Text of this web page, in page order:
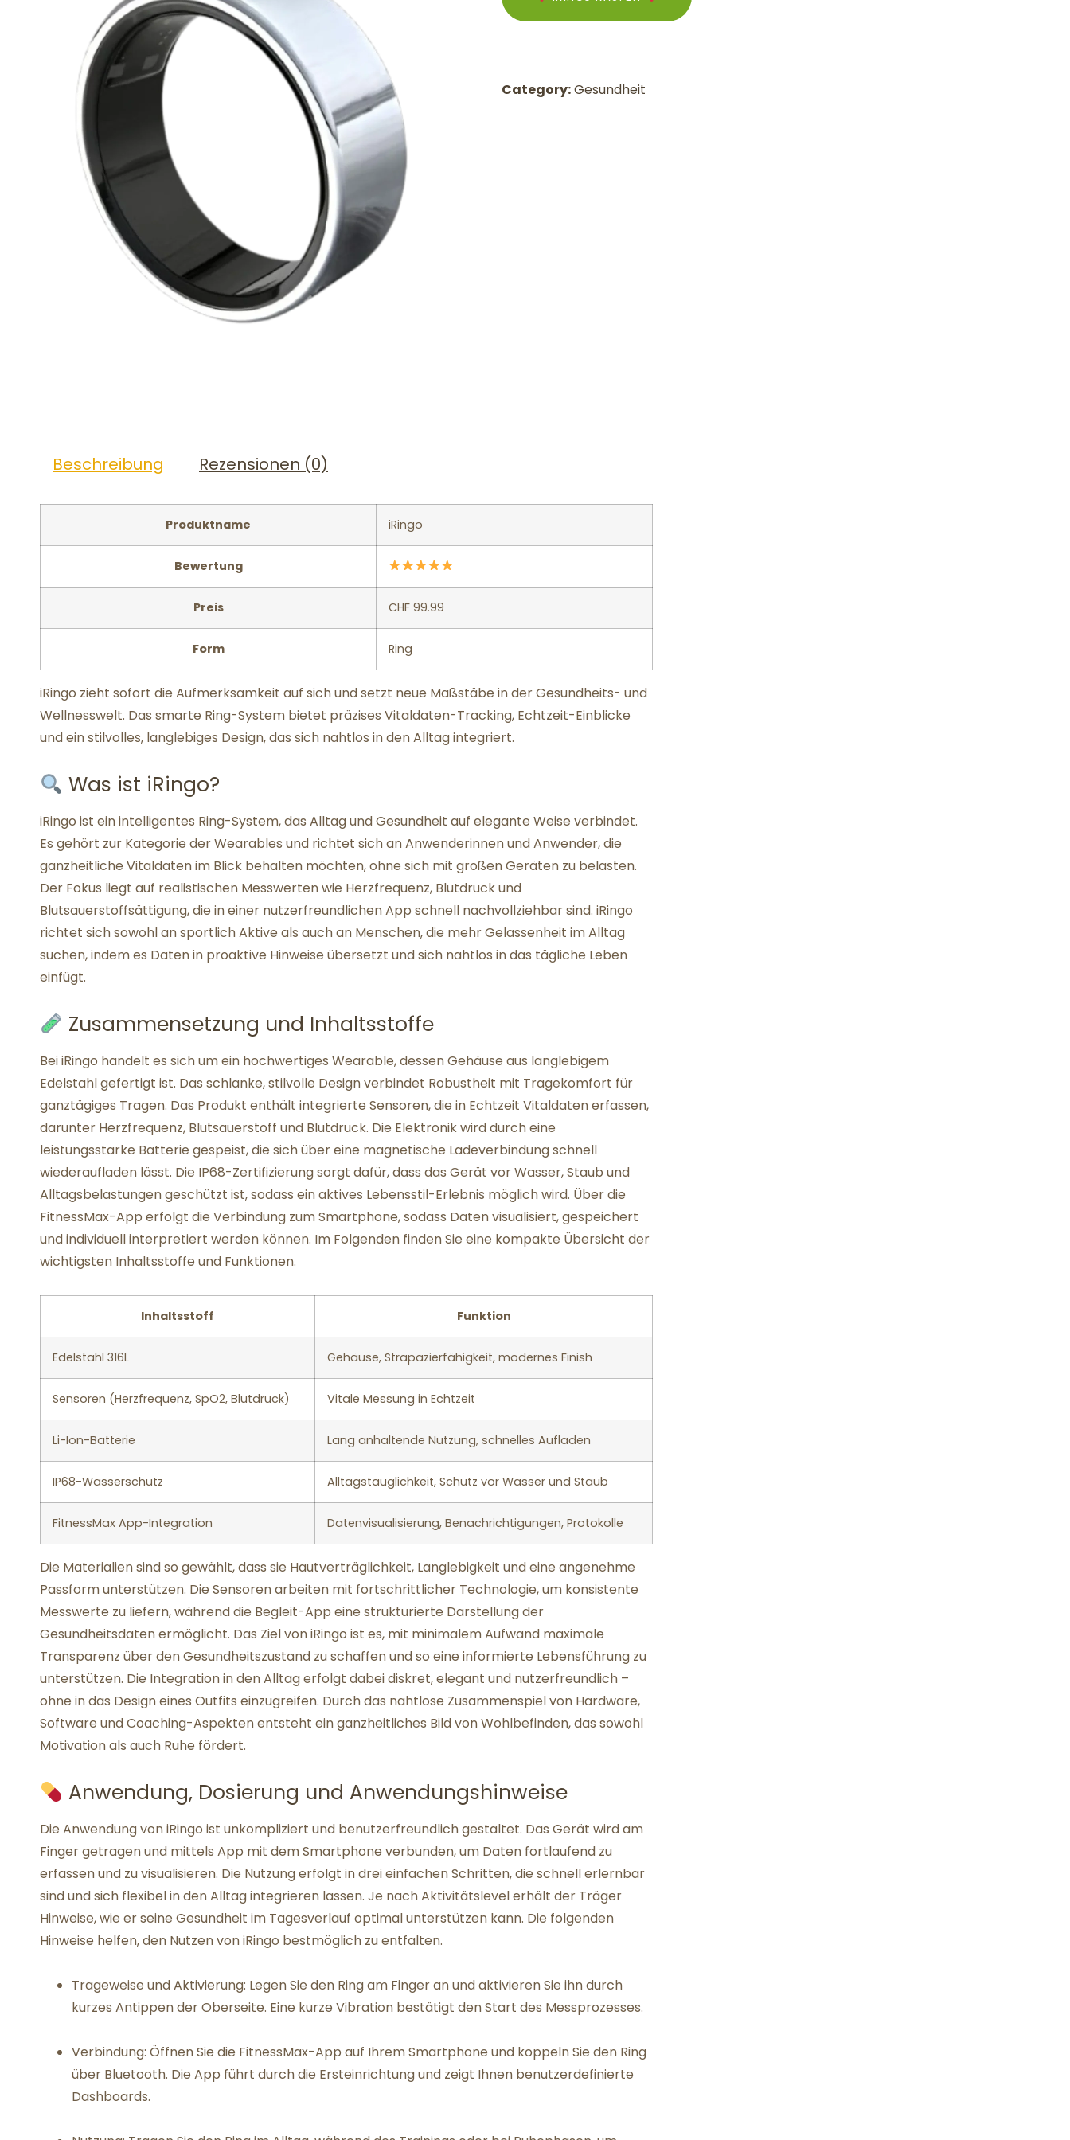
Category:Gesundheit
Beschreibung Rezensionen (0)
Produktname iRingo
Bewertung
Preis CHF 99.99
Form Ring
iRingo zieht sofort die Aufmerksamkeit auf sich und setzt neue Maßstäbe in der Gesundheits- und
Wellnesswelt. Das smarte Ring-System bietet präzises Vitaldaten-Tracking, Echtzeit-Einblicke
und ein stilvolles, langlebiges Design, das sich nahtlos in den Alltag integriert.
Was ist iRingo?
iRingo ist ein intelligentes Ring-System, das Alltag und Gesundheit auf elegante Weise verbindet.
Es gehört zur Kategorie der Wearables und richtet sich an Anwenderinnen und Anwender, die
ganzheitliche Vitaldaten im Blick behalten möchten, ohne sich mit großen Geräten zu belasten.
Der Fokus liegt auf realistischen Messwerten wie Herzfrequenz, Blutdruck und
Blutsauerstoffsättigung, die in einer nutzerfreundlichen App schnell nachvollziehbar sind. iRingo
richtet sich sowohl an sportlich Aktive als auch an Menschen, die mehr Gelassenheit im Alltag
suchen, indem es Daten in proaktive Hinweise übersetzt und sich nahtlos in das tägliche Leben
einfügt.
Zusammensetzung und Inhaltsstoffe
Bei iRingo handelt es sich um ein hochwertiges Wearable, dessen Gehäuse aus langlebigem
Edelstahl gefertigt ist. Das schlanke, stilvolle Design verbindet Robustheit mit Tragekomfort für
ganztägiges Tragen. Das Produkt enthält integrierte Sensoren, die in Echtzeit Vitaldaten erfassen,
darunter Herzfrequenz, Blutsauerstoff und Blutdruck. Die Elektronik wird durch eine
leistungsstarke Batterie gespeist, die sich über eine magnetische Ladeverbindung schnell
wiederaufladen lässt. Die IP68-Zertifizierung sorgt dafür, dass das Gerät vor Wasser, Staub und
Alltagsbelastungen geschützt ist, sodass ein aktives Lebensstil-Erlebnis möglich wird. Über die
FitnessMax-App erfolgt die Verbindung zum Smartphone, sodass Daten visualisiert, gespeichert
und individuell interpretiert werden können. Im Folgenden finden Sie eine kompakte Übersicht der
wichtigsten Inhaltsstoffe und Funktionen.
Inhaltsstoff Funktion
Edelstahl 316L Gehäuse, Strapazierfähigkeit, modernes Finish
Sensoren (Herzfrequenz, SpO2, Blutdruck) Vitale Messung in Echtzeit
Li-Ion-Batterie Lang anhaltende Nutzung, schnelles Aufladen
IP68-Wasserschutz Alltagstauglichkeit, Schutz vor Wasser und Staub
FitnessMax App-Integration Datenvisualisierung, Benachrichtigungen, Protokolle
Die Materialien sind so gewählt, dass sie Hautverträglichkeit, Langlebigkeit und eine angenehme
Passform unterstützen. Die Sensoren arbeiten mit fortschrittlicher Technologie, um konsistente
Messwerte zu liefern, während die Begleit-App eine strukturierte Darstellung der
Gesundheitsdaten ermöglicht. Das Ziel von iRingo ist es, mit minimalem Aufwand maximale
Transparenz über den Gesundheitszustand zu schaffen und so eine informierte Lebensführung zu
unterstützen. Die Integration in den Alltag erfolgt dabei diskret, elegant und nutzerfreundlich –
ohne in das Design eines Outfits einzugreifen. Durch das nahtlose Zusammenspiel von Hardware,
Software und Coaching-Aspekten entsteht ein ganzheitliches Bild von Wohlbefinden, das sowohl
Motivation als auch Ruhe fördert.
Anwendung, Dosierung und Anwendungshinweise
Die Anwendung von iRingo ist unkompliziert und benutzerfreundlich gestaltet. Das Gerät wird am
Finger getragen und mittels App mit dem Smartphone verbunden, um Daten fortlaufend zu
erfassen und zu visualisieren. Die Nutzung erfolgt in drei einfachen Schritten, die schnell erlernbar
sind und sich flexibel in den Alltag integrieren lassen. Je nach Aktivitätslevel erhält der Träger
Hinweise, wie er seine Gesundheit im Tagesverlauf optimal unterstützen kann. Die folgenden
Hinweise helfen, den Nutzen von iRingo bestmöglich zu entfalten.
Trageweise und Aktivierung: Legen Sie den Ring am Finger an und aktivieren Sie ihn durch
kurzes Antippen der Oberseite. Eine kurze Vibration bestätigt den Start des Messprozesses.
Verbindung: Öffnen Sie die FitnessMax-App auf Ihrem Smartphone und koppeln Sie den Ring
über Bluetooth. Die App führt durch die Ersteinrichtung und zeigt Ihnen benutzerdefinierte
Dashboards.